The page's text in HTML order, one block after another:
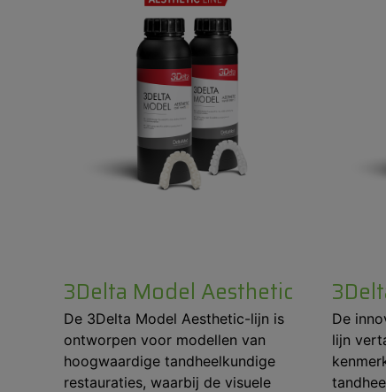
3Delta Model Aesthetic
De 3Delta Model Aesthetic-lijn is
ontworpen voor modellen van
hoogwaardige tandheelkundige
restauraties, waarbij de visuele
De
lijn